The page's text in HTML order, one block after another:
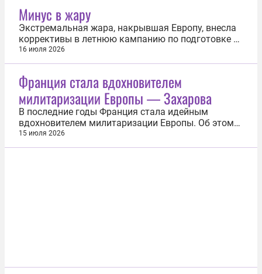
ЕК Урсулы фон дер Ляйен во время воздушной
тревоги в ходе ее визита в столицу Украины...
Минус в жару
Экстремальная жара, накрывшая Европу, внесла
коррективы в летнюю кампанию по подготовке к
отопительному сезону. Вместо планомерного
накопления резервов энергокомпании
вынуждены направлять ресурс на текущее
потребление. Темпы закачки природного газа в
подземные хранилища (ПХГ) опустились до...
16 июля 2026
Франция стала вдохновителем
милитаризации Европы — Захарова
В последние годы Франция стала идейным
вдохновителем милитаризации Европы. Об этом
15 июля на брифинге заявила официальный
представитель МИД России Мария Захарова. «В
15 июля 2026